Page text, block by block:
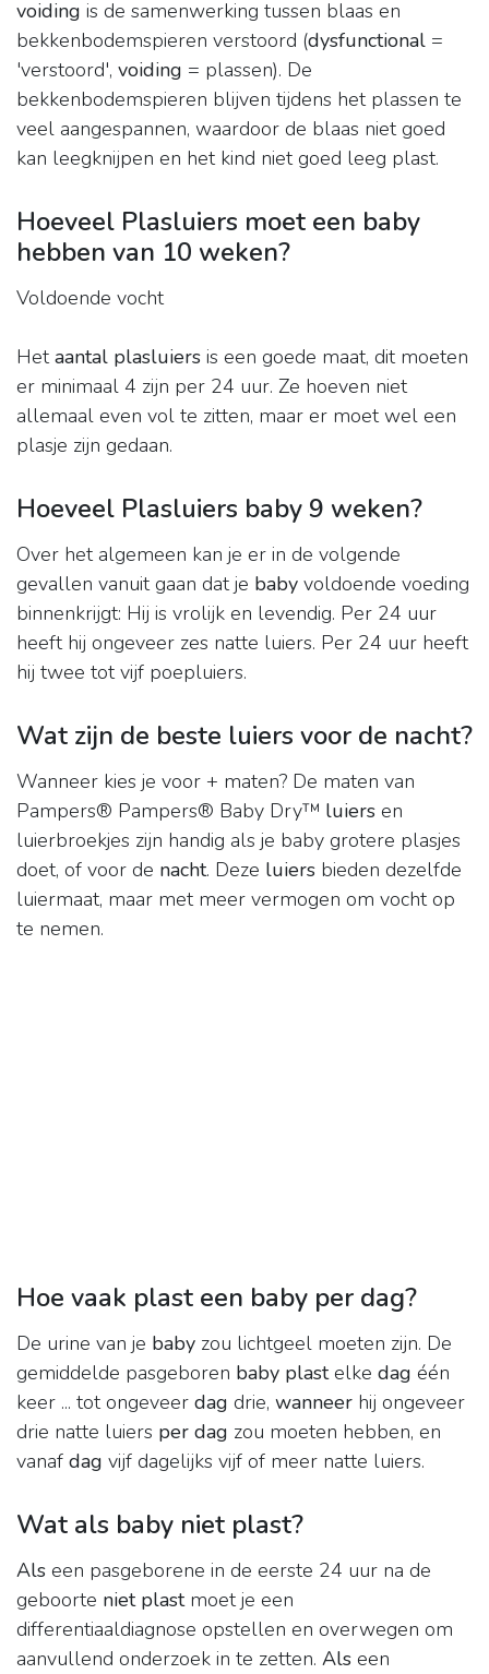
voiding is de samenwerking tussen blaas en
bekkenbodemspieren verstoord (dysfunctional =
'verstoord', voiding = plassen). De
bekkenbodemspieren blijven tijdens het plassen te
veel aangespannen, waardoor de blaas niet goed
kan leegknijpen en het kind niet goed leeg plast.
Hoeveel Plasluiers moet een baby
hebben van 10 weken?
Voldoende vocht
Hetaantal plasluiers is een goede maat, dit moeten
er minimaal 4 zijn per 24 uur. Ze hoeven niet
allemaal even vol te zitten, maar er moet wel een
plasje zijn gedaan.
Hoeveel Plasluiers baby 9 weken?
Over het algemeen kan je er in de volgende
gevallen vanuit gaan dat je baby voldoende voeding
binnenkrijgt: Hij is vrolijk en levendig. Per 24 uur
heeft hij ongeveer zes natte luiers. Per 24 uur heeft
hij twee tot vijf poepluiers.
Wat zijn de beste luiers voor de nacht?
Wanneer kies je voor + maten? De maten van
Pampers® Pampers® Baby Dry™ luiers en
luierbroekjes zijn handig als je baby grotere plasjes
doet, of voor de nacht. Deze luiers bieden dezelfde
luiermaat, maar met meer vermogen om vocht op
te nemen.
Hoe vaak plast een baby per dag?
De urine van je baby zou lichtgeel moeten zijn. De
gemiddelde pasgeboren baby plastelke dag één
keer ... tot ongeveer dag drie, wanneer hij ongeveer
drie natte luiers per dag zou moeten hebben, en
vanaf dag vijf dagelijks vijf of meer natte luiers.
Wat als baby niet plast?
Als een pasgeborene in de eerste 24 uur na de
geboorte niet plastmoet je een
differentiaaldiagnose opstellen en overwegen om
aanvullend onderzoek in te zetten. Als een